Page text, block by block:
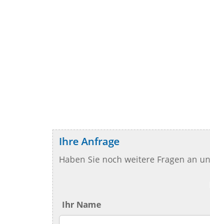
Ihre Anfrage
Haben Sie noch weitere Fragen an
Ihr Name